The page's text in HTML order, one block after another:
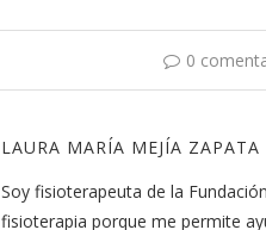
0
LAURA MARÍA MEJÍA ZAPATA
Soy fisioterapeuta de la
fisioterapia porque me permite